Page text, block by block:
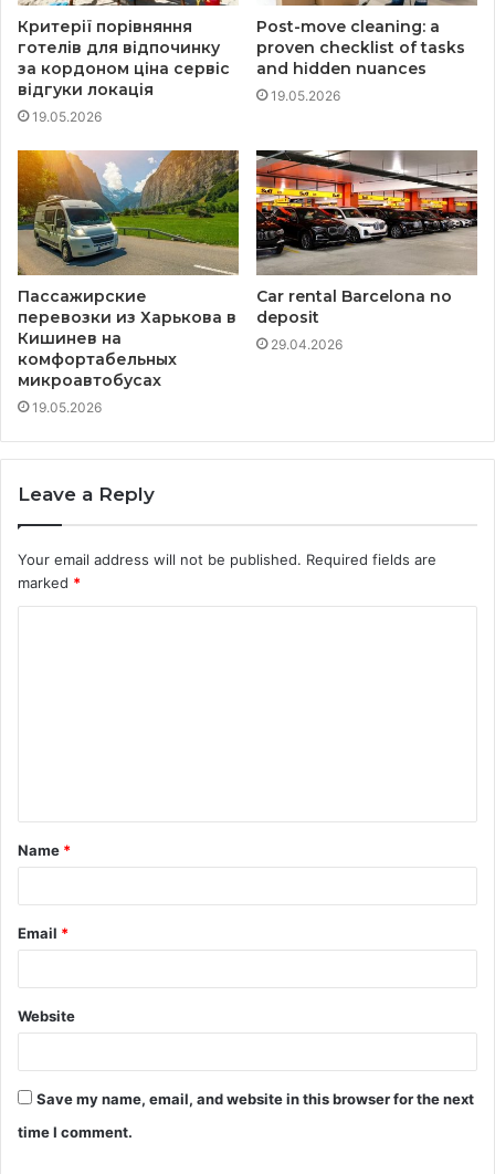
Критерії порівняння
готелів для відпочинку
за кордоном ціна сервіс
відгуки локація
19.05.2026
Post-move cleaning: a
proven checklist of tasks
and hidden nuances
19.05.2026
Пассажирские
перевозки из Харькова в
Кишинев на
комфортабельных
микроавтобусах
19.05.2026
Car rental Barcelona no
deposit
29.04.2026
Leave a Reply
Your email address will not be published. Required fields are
marked *
t
*
Name *
Email *
Website
Save my name, email, and website in this browser for the next
time I comment.